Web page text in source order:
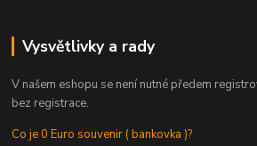
Vysvětlivky a rady
V našem eshopu se není nutné předem
bez registrace.
Co je 0 Euro souvenir ( bankovka )?